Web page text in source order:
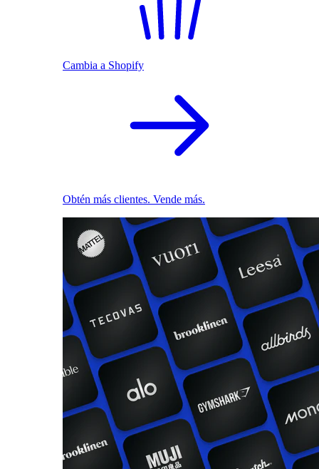
Cambia a Shopify
Obtén más clientes. Vende más.